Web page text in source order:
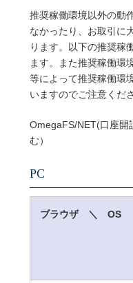
推奨稼働環境以外の動
なかったり、お取引に
ります。以下の推奨稼
ます。また推奨稼働環
等によって推奨稼働環
いますのでご注意くださ
OmegaFS/NET(口座開
む）
PC
ブラウザ ＼ OS